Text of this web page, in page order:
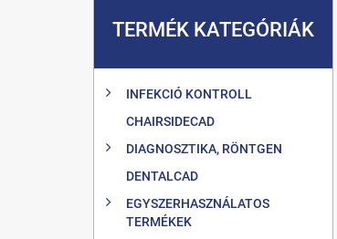
TERMÉK KATEGÓRIÁK
INFEKCIÓ KONTROLL
CHAIRSIDECAD
DIAGNOSZTIKA, RÖNTGEN
DENTALCAD
EGYSZERHASZNÁLATOS
TERMÉKEK